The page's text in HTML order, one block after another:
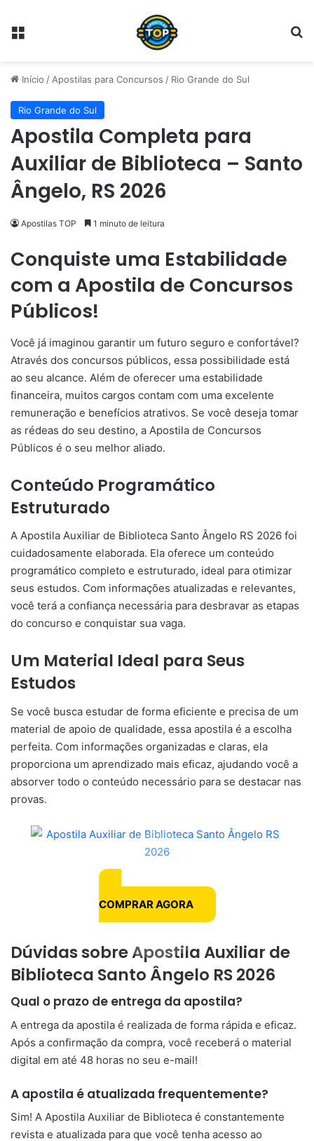
Menu
Início / Apostilas para Concursos / Rio Grande do Sul
Rio Grande do Sul
Apostila Completa para
Auxiliar de Biblioteca – Santo
Ângelo, RS 2026
Apostilas TOP 1 minuto de leitura
Conquiste uma Estabilidade
com a Apostila de Concursos
Públicos!
Você já imaginou garantir um futuro seguro e confortável?
Através dos concursos públicos, essa possibilidade está
ao seu alcance. Além de oferecer uma estabilidade
financeira, muitos cargos contam com uma excelente
remuneração e benefícios atrativos. Se você deseja tomar
as rédeas do seu destino, a Apostila de Concursos
Públicos é o seu melhor aliado.
Conteúdo Programático
Estruturado
A Apostila Auxiliar de Biblioteca Santo Ângelo RS 2026 foi
cuidadosamente elaborada. Ela oferece um conteúdo
programático completo e estruturado, ideal para otimizar
seus estudos. Com informações atualizadas e relevantes,
você terá a confiança necessária para desbravar as etapas
do concurso e conquistar sua vaga.
Um Material Ideal para Seus
Estudos
Se você busca estudar de forma eficiente e precisa de um
material de apoio de qualidade, essa apostila é a escolha
perfeita. Com informações organizadas e claras, ela
proporciona um aprendizado mais eficaz, ajudando você a
absorver todo o conteúdo necessário para se destacar nas
provas.
COMPRAR AGORA
Dúvidas sobre Apostila Auxiliar de
Biblioteca Santo Ângelo RS 2026
Qual o prazo de entrega da apostila?
A entrega da apostila é realizada de forma rápida e eficaz.
Após a confirmação da compra, você receberá o material
digital em até 48 horas no seu e-mail!
A apostila é atualizada frequentemente?
Sim! A Apostila Auxiliar de Biblioteca é constantemente
revista e atualizada para que você tenha acesso ao